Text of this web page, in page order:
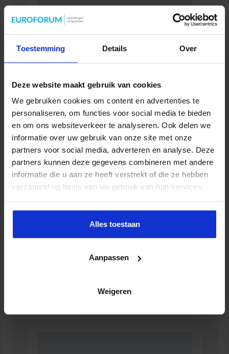
Toestemming Details Over
Deze website maakt gebruik van cookies
We gebruiken cookies om content en advertenties te
personaliseren, om functies voor social media te bieden
en om ons websiteverkeer te analyseren. Ook delen we
informatie over uw gebruik van onze site met onze
partners voor social media, adverteren en analyse. Deze
partners kunnen deze gegevens combineren met andere
informatie die u aan ze heeft verstrekt of die ze hebben
verzameld op basis van uw gebruik van hun services.
Alles toestaan
Aanpassen
Weigeren
Opleiding Sociale Veiligheid in de Organisatie
VEILIGHEID